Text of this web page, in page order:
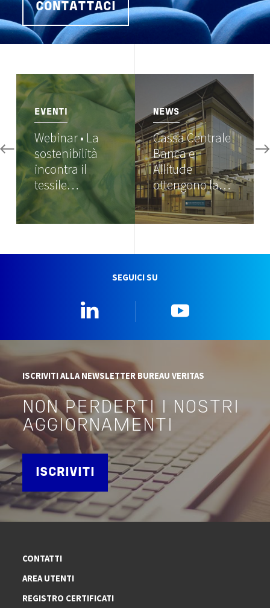
CONTATTACI
Image
EVENTI
Webinar • La
sostenibilità
incontra il
tessile…
NEWS
Cassa Centrale
Banca e
Allitude
ottengono la…
SEGUICI SU
ISCRIVITI ALLA NEWSLETTER BUREAU VERITAS
NON PERDERTI I NOSTRI
AGGIORNAMENTI
ISCRIVITI
CONTATTI
AREA UTENTI
REGISTRO CERTIFICATI